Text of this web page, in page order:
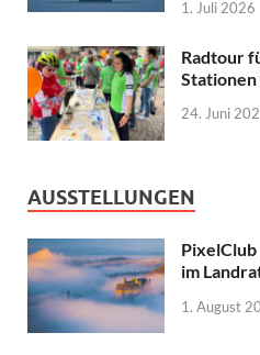
1. Juli 2026
Radtour
24. Juni
AUSSTELLUNGEN
im
1. August